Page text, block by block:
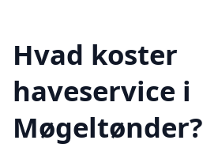
Hvad koster
haveservice i
Møgeltønder?